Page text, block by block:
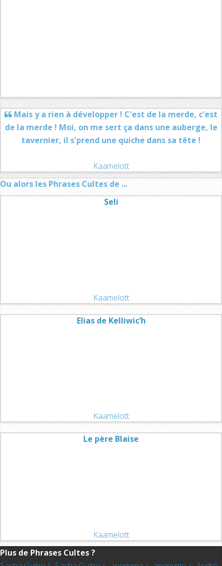
Mais y a rien à développer ! C'est de la merde, c'est
de la merde ! Moi, on me sert ça dans une auberge, le
tavernier, il s'prend une quiche dans sa tête !
Kaamelott
Ou alors les Phrases Cultes de ...
Seli
Kaamelott
Elias de Kelliwic’h
Kaamelott
Le père Blaise
Kaamelott
Plus de Phrases Cultes ?